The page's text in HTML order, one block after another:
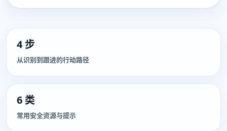
4 步
从识别到跟进的行动路径
6 类
常用安全资源与提示